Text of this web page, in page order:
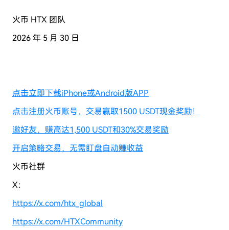
火币 HTX 团队
2026 年 5 月 30 日
点击立即下载iPhone或Android版APP
点击注册火币账号，交易赢取1500 USDT现金奖励！
邀好友，赚高达1,500 USDT和30%交易奖励
开启策略交易，无需盯盘自动赚收益
火币社群
X：
https://x.com/htx_global
https://x.com/HTXCommunity